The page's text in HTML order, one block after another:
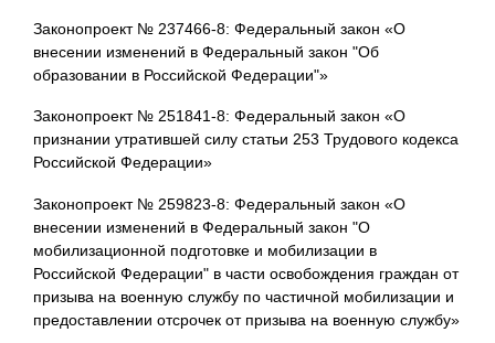
Законопроект № 237466-8: Федеральный закон «О
внесении изменений в Федеральный закон "Об
образовании в Российской Федерации"»
Законопроект № 251841-8: Федеральный закон «О
признании утратившей силу статьи 253 Трудового кодекса
Российской Федерации»
Законопроект № 259823-8: Федеральный закон «О
внесении изменений в Федеральный закон "О
мобилизационной подготовке и мобилизации в
Российской Федерации" в части освобождения граждан от
призыва на военную службу по частичной мобилизации и
предоставлении отсрочек от призыва на военную службу»